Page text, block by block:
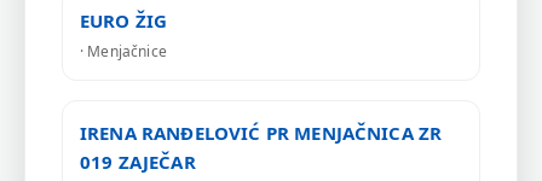
EURO ŽIG
· Menjačnice
IRENA RANĐELOVIĆ PR MENJAČNICA ZR
019 ZAJEČAR